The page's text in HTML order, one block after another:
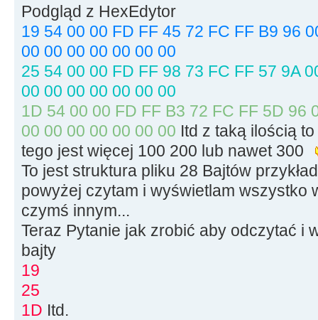
if (file.
size
file. seekg (
memblock
file.seekg(
file.read(
file.close();
// petla kolejnych
Podgląd z HexEdytor
19 54 00 00 FD FF 45 72 FC FF B9 96
00 00 00 00 00 00 00
25 54 00 00 FD FF 98 73 FC FF 57 9A
00 00 00 00 00 00 00
1D 54 00 00 FD FF B3 72 FC FF 5D 96
00 00 00 00 00 00 00 Itd z taką ilością
tego jest więcej 100 200 lub nawet 300
To jest struktura pliku 28 Bajtów
powyżej czytam i wyświetlam wszystko
czymś innym...
Teraz Pytanie jak zrobić aby odczytać i
bajty
19
25
1D Itd.